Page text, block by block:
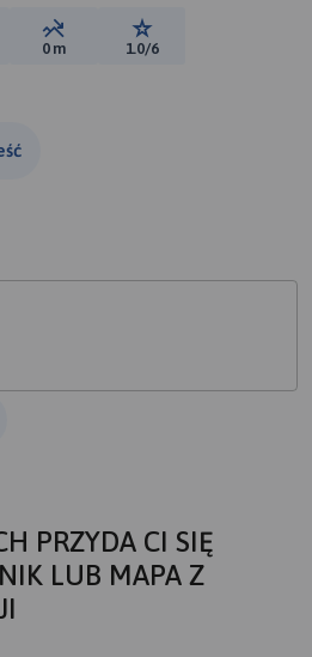
przewyższeń:Suma spadków:
0 m Ocena trasy:
1.0/6
PRZYDA CI SIĘ
LUB MAPA Z